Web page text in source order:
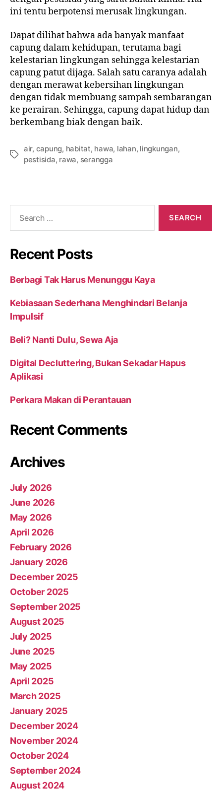
ini tentu berpotensi merusak lingkungan.
Dapat dilihat bahwa ada banyak manfaat
capung dalam kehidupan, terutama bagi
kelestarian lingkungan sehingga kelestarian
capung patut dijaga. Salah satu caranya adalah
dengan merawat kebersihan lingkungan
dengan tidak membuang sampah sembarangan
ke perairan. Sehingga, capung dapat hidup dan
berkembang biak dengan baik.
air, capung, habitat, hawa, lahan, lingkungan,
pestisida, rawa, serangga
Recent Posts
Berbagi Tak Harus Menunggu Kaya
Kebiasaan Sederhana Menghindari Belanja
Impulsif
Beli? Nanti Dulu, Sewa Aja
Digital Decluttering, Bukan Sekadar Hapus
Aplikasi
Perkara Makan di Perantauan
Recent Comments
Archives
July 2026
June 2026
May 2026
April 2026
February 2026
January 2026
December 2025
October 2025
September 2025
August 2025
July 2025
June 2025
May 2025
April 2025
March 2025
January 2025
December 2024
November 2024
October 2024
September 2024
August 2024